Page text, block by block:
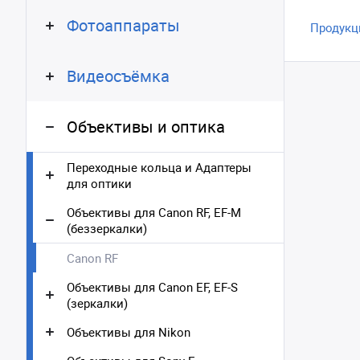
Фотоаппараты
Видеосъёмка
Объективы и оптика
Переходные кольца и Адаптеры
для оптики
Объективы для Canon RF, EF-M
(беззеркалки)
Canon RF
Объективы для Canon EF, EF-S
(зеркалки)
Объективы для Nikon